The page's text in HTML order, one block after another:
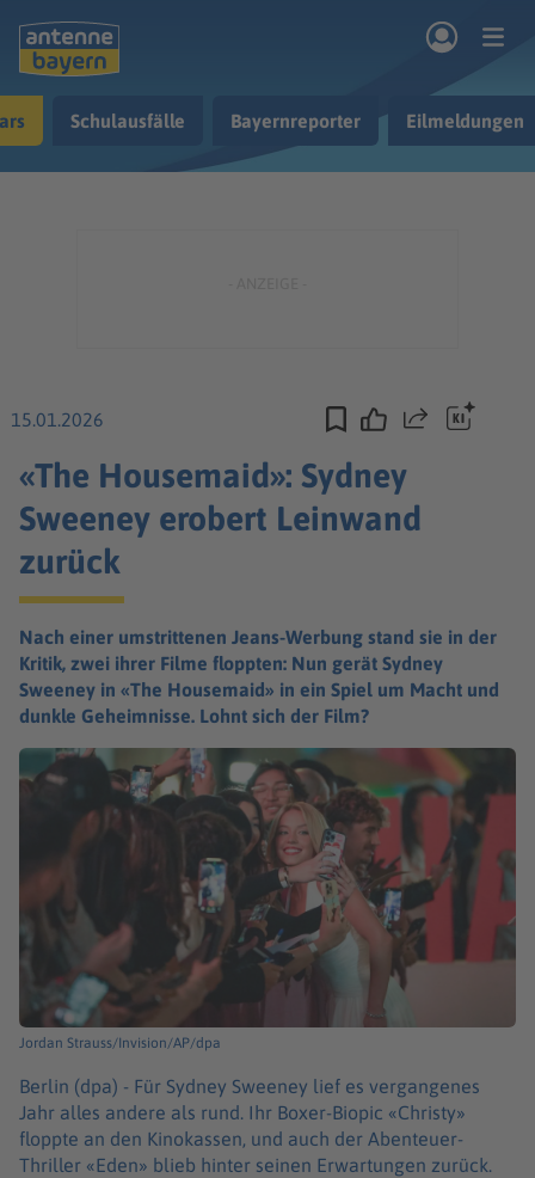
Ratgeber
Schulausfälle Bayernreporter Eilmeldungen
15.01.2026 Teilen
«The Housemaid»: Sydney
Sweeney erobert Leinwand
zurück
Nach einer umstrittenen Jeans-Werbung stand sie in der
Kritik, zwei ihrer Filme floppten: Nun gerät Sydney
Sweeney in «The Housemaid» in ein Spiel um Macht und
dunkle Geheimnisse. Lohnt sich der Film?
Jordan Strauss/Invision/AP/dpa
Berlin (dpa) - Für Sydney Sweeney lief es vergangenes
Jahr alles andere als rund. Ihr Boxer-Biopic «Christy»
floppte an den Kinokassen, und auch der Abenteuer-
Thriller «Eden» blieb hinter seinen Erwartungen zurück.